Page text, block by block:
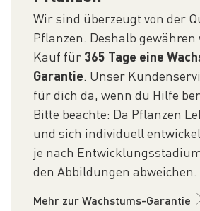
Wir sind überzeugt von der
Pflanzen. Deshalb
Kauf für 365 Tage eine
Garantie. Unser
für dich da, wenn du Hilfe
Bitte beachte: Da Pflanzen
und sich individuell
je nach
den Abbildungen abweichen.
Mehr zur Wachstums-Garantie